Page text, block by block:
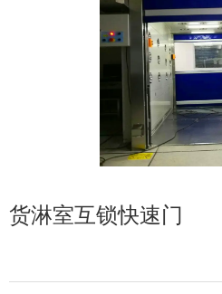
全国咨询电话：
137 1539 9878
货淋室互锁快速门